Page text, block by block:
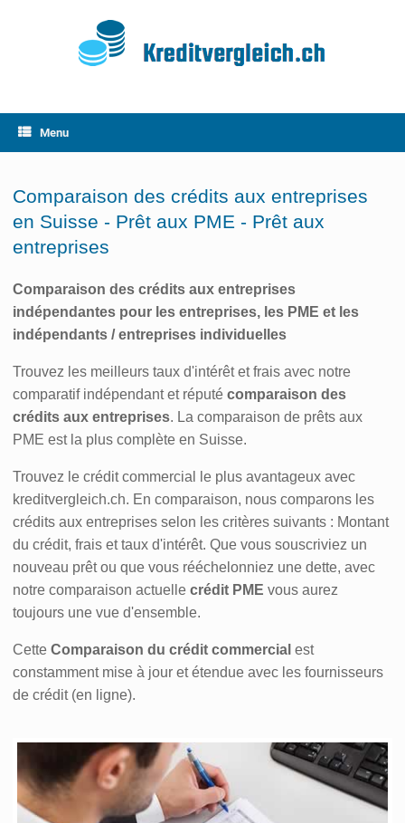
Menu
Comparaison des crédits aux entreprises
en Suisse - Prêt aux PME - Prêt aux
entreprises
Comparaison des crédits aux entreprises
indépendantes pour les entreprises, les PME et les
indépendants / entreprises individuelles
Trouvez les meilleurs taux d'intérêt et frais avec notre
comparatif indépendant et réputé comparaison des
crédits aux entreprises. La comparaison de prêts aux
PME est la plus complète en Suisse.
Trouvez le crédit commercial le plus avantageux avec
kreditvergleich.ch. En comparaison, nous comparons les
crédits aux entreprises selon les critères suivants : Montant
du crédit, frais et taux d'intérêt. Que vous souscriviez un
nouveau prêt ou que vous rééchelonniez une dette, avec
notre comparaison actuelle crédit PME vous aurez
toujours une vue d'ensemble.
Cette Comparaison du crédit commercial est
constamment mise à jour et étendue avec les fournisseurs
de crédit (en ligne).